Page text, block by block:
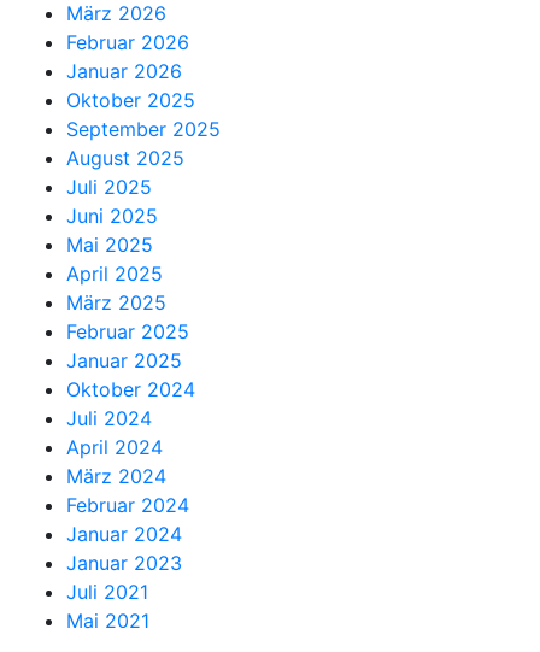
März 2026
Februar 2026
Januar 2026
Oktober 2025
September 2025
August 2025
Juli 2025
Juni 2025
Mai 2025
April 2025
März 2025
Februar 2025
Januar 2025
Oktober 2024
Juli 2024
April 2024
März 2024
Februar 2024
Januar 2024
Januar 2023
Juli 2021
Mai 2021